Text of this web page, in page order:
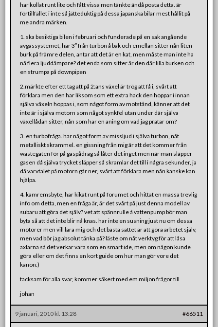
har kollat runt lite och fått vissa men tänkte ändå posta detta. är
förtillfället i inte så jätteduktig på dessa japanska bilar mest hållit på
me andra märken.
1. ska besiktiga bilen i februari och funderade på en sak angående
avgassystemet, har 3″ från turbon å bak och emellan sitter nån liten
burk på främre delen, antar att det är en kat, men måste man inte ha
nå flera ljuddämpare? det enda som sitter är den där lilla burken och
en strumpa på downpipen
2.märkte efter ett tag att på 2:ans växel är trög att få i, svårt att
förklara men den har liksom som ett extra hack den hoppar i innan
själva växeln hoppas i, som något form av motstånd, känner att det
inte är i själva motorn som något synkfel utan under där själva
växellådan sitter, nån som har en aning om vad jag pratar om?
3. en turbofråga. har något form av missljud i själva turbon, nåt
metalliskt skrammel. en gissning från mig är att det kommer från
wastegaten för på gaspådrag så låter det inget men när man släpper
gasen då själva trycket släpper så skramlar det till i några sekunder, ja
då varvtalet på motorn går ner, svårt att förklara men nån kanske kan
hjälpa.
4. kamremsbyte, har kikat runt på forumet och hittat en massa trevlig
info om detta, men en fråga är, är det svårt på just denna modell av
subaru att göra det själv? vet att spännrulle å vattenpump bör man
byta så att det inte blir nå knas. har inte en susning just nu om dessa
motorer men vill lära mig och det bästa sättet är att göra arbetet själv,
men vad bör jag absolut tänka på? läste om nåt verktyg för att låsa
axlarna så det verkar vara som en smart ide, men om någon kunde
göra eller om det finns en kort guide om hur man gör vore det
kanon:)
tacksam för alla svar, kommer säkert med em miljon frågor till
johan
9 januari, 2010 kl. 13:28 #66511